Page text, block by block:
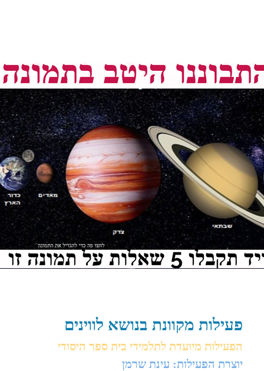
פעילות מקוונת בנושא לווינים
הפעילות מיועדת לתלמידי בית ספר היסודי
יוצרת הפעילות: עינת שרמן